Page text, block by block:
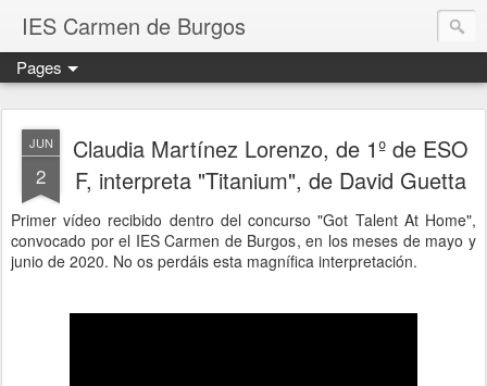
IES Carmen de Burgos
Pages
JUN
2
Claudia Martínez Lorenzo, de 1º de ESO
F, interpreta "Titanium", de David Guetta
Primer vídeo recibido dentro del concurso "Got Talent At Home",
convocado por el IES Carmen de Burgos, en los meses de mayo y
junio de 2020. No os perdáis esta magnífica interpretación.